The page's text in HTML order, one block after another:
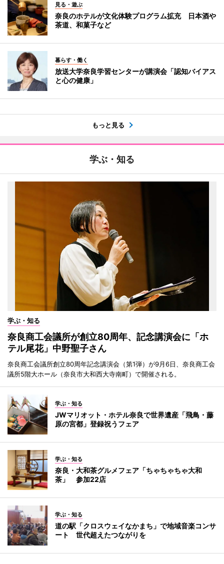
見る・遊ぶ
奈良のホテルが文化体験プログラム拡充 日本酒や
茶道、和菓子など
暮らす・働く
放送大学奈良学習センターが講演会「認知バイアス
と心の健康」
もっと見る
学ぶ・知る
学ぶ・知る
奈良商工会議所が創立80周年、記念講演会に「ホ
テル尾花」中野聖子さん
奈良商工会議所創立80周年記念講演会（第1弾）が9月6日、奈良商工会
議所5階大ホール（奈良市大和西大寺南町）で開催される。
学ぶ・知る
JWマリオット・ホテル奈良で世界遺産「飛鳥・藤
原の宮都」登録祝うフェア
学ぶ・知る
奈良・大和茶グルメフェア「ちゃちゃちゃ大和
茶」 参加22店
学ぶ・知る
道の駅「クロスウェイなかまち」で地域音楽コンサ
ート 世代超えたつながりを